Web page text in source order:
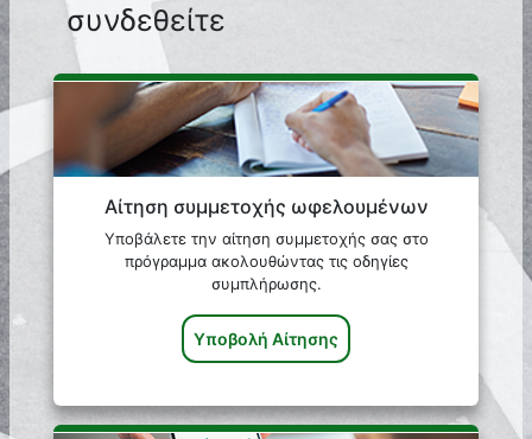
συνδεθείτε
Αίτηση συμμετοχής ωφελουμένων
Υποβάλετε την αίτηση συμμετοχής σας στο
πρόγραμμα ακολουθώντας τις οδηγίες
συμπλήρωσης.
Υποβολή Αίτησης